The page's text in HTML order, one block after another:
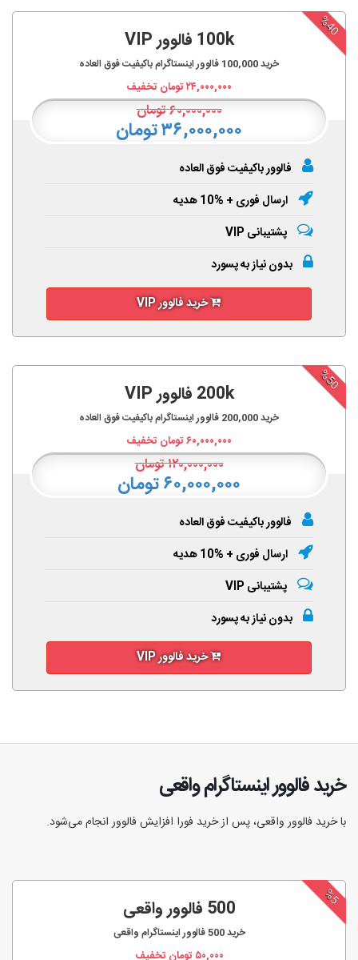
%40
100k فالوور VIP
خرید100,000 فالوور اینستاگرام باکیفیت فوق العاده
۲۴,۰۰۰,۰۰۰تومان تخفیف
۶۰,۰۰۰,۰۰۰تومان
۳۶,۰۰۰,۰۰۰ تومان
فالوور باکیفیت فوق العاده
ارسال فوری + %10 هدیه
پشتیبانی VIP
بدون نیاز به پسورد
خرید فالوور VIP
%50
200k فالوور VIP
خرید200,000 فالوور اینستاگرام باکیفیت فوق العاده
۶۰,۰۰۰,۰۰۰تومان تخفیف
۱۲۰,۰۰۰,۰۰۰تومان
۶۰,۰۰۰,۰۰۰ تومان
فالوور باکیفیت فوق العاده
ارسال فوری + %10 هدیه
پشتیبانی VIP
بدون نیاز به پسورد
خرید فالوور VIP
خرید فالوور اینستاگرام واقعی
با خرید فالوور واقعی، پس از خرید فورا افزایش فالوور انجام‌ می‌شود.
%5 500 فالوور واقعی
خرید500فالوور اینستاگرام واقعی
۵۰,۰۰۰تومان تخفیف